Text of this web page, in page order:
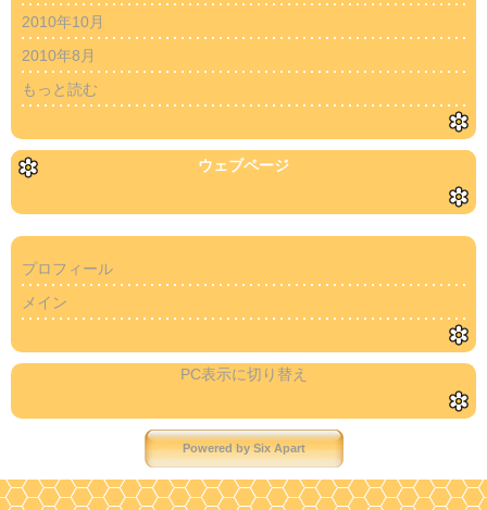
2010年10月
2010年8月
もっと読む
ウェブページ
プロフィール
メイン
PC表示に切り替え
Powered bySix Apart